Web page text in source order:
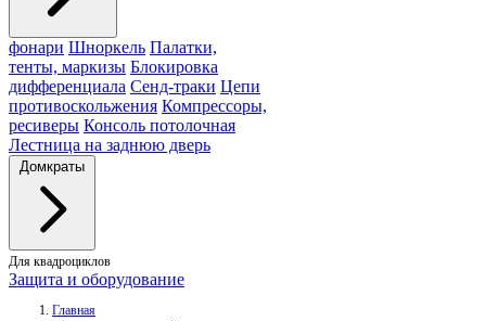
фонари Шноркель Палатки,
тенты, маркизы Блокировка
дифференциала Сенд-траки Цепи
противоскольжения Компрессоры,
ресиверы Консоль потолочная
Лестница на заднюю дверь
Домкраты
Для квадроциклов
Защита и оборудование
Главная